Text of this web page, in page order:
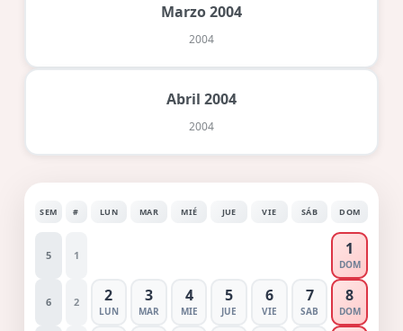
Marzo 2004
2004
Abril 2004
2004
SEM # LUN MAR MIÉ JUE VIE SÁB DOM
5 1 1
DOM
6 2 2
LUN
3
MAR
4
MIE
5
JUE
6
VIE
7
SAB
8
DOM